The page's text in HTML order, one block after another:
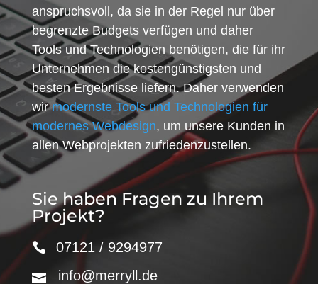
anspruchsvoll, da sie in der Regel nur über
begrenzte Budgets verfügen und daher
Tools und Technologien benötigen, die für ihr
Unternehmen die kostengünstigsten und
besten Ergebnisse liefern. Daher verwenden
wirmodernste Tools und Technologien für
modernes Webdesign, um unsere Kunden in
allen Webprojekten zufriedenzustellen.
Sie haben Fragen zu Ihrem
Projekt?
07121 / 9294977
info@merryll.de